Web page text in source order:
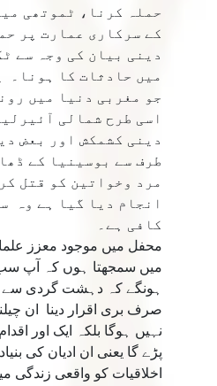
حملہ کرنا، ٹموتھی
کے سرکاری عمارت پر
دینی بیان کی وجہ سے
میں حادثات کا ہونا۔
جو مغربی دنیا میں
اسی طرح شمالی
دینی کشمکش اور بعض
طرف سے بوسینیا کے
مرد وخواتین کو قتل
انجام دیا گیا ہے وہ
کافی ہے۔
محفل میں موجود معزز
میں سمجھتا ہوں کہ آپ
ہونگے کہ دہشت گردی سے
صرف برى اقرار دینا ان
نہیں ہوگا بلکہ ایک اور
پڑے گا یعنی ان ادیان کی
اخلاقیات کو واقعی زندگی